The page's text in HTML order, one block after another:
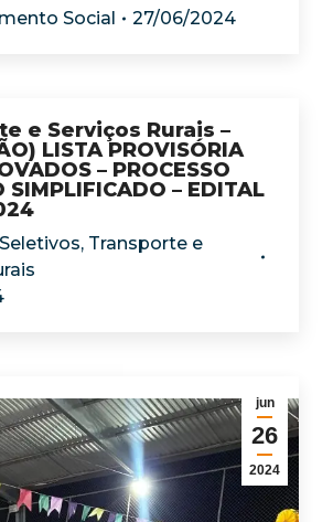
Social 27/06/2024
e Serviços Rurais –
LISTA PROVISÓRIA
– PROCESSO
SIMPLIFICADO – EDITAL
, Transporte e
jun
26
2024